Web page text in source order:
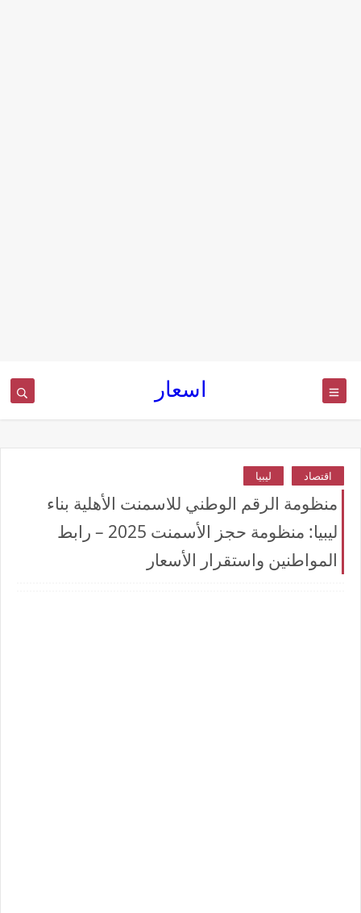
اسعار
اقتصاد ليبيا
منظومة الرقم الوطني للاسمنت الأهلية بناء
ليبيا: منظومة حجز الأسمنت 2025 – رابط
المواطنين واستقرار الأسعار